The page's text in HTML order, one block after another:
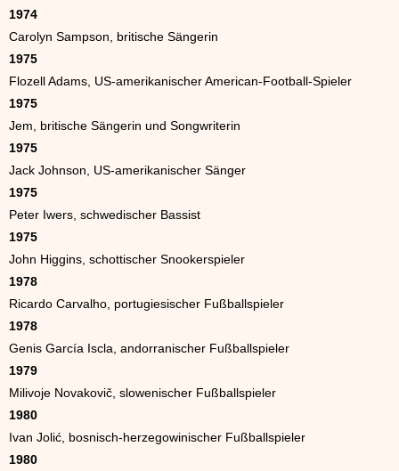
1974
Carolyn Sampson, britische Sängerin
1975
Flozell Adams, US-amerikanischer American-Football-Spieler
1975
Jem, britische Sängerin und Songwriterin
1975
Jack Johnson, US-amerikanischer Sänger
1975
Peter Iwers, schwedischer Bassist
1975
John Higgins, schottischer Snookerspieler
1978
Ricardo Carvalho, portugiesischer Fußballspieler
1978
Genis García Iscla, andorranischer Fußballspieler
1979
Milivoje Novakovič, slowenischer Fußballspieler
1980
Ivan Jolić, bosnisch-herzegowinischer Fußballspieler
1980